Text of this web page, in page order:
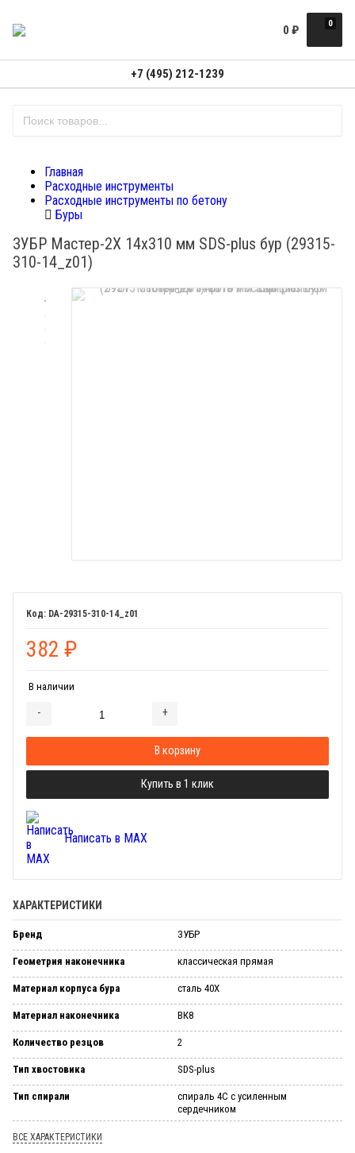
0
0 ₽
+7 (495) 212-1239
Главная
Расходные инструменты
Расходные инструменты по бетону
Буры
ЗУБР Мастер-2Х 14x310 мм SDS-plus бур (29315-
310-14_z01)
DA-29315-310-14_z01
382 ₽
В наличии
- +
В корзину
Купить в 1 клик
Написать в MAX
ХАРАКТЕРИСТИКИ
Бренд ЗУБР
Геометрия наконечника классическая прямая
Материал корпуса бура сталь 40Х
Материал наконечника ВК8
Количество резцов 2
Тип хвостовика SDS-plus
Тип спирали
спираль 4С с усиленным
сердечником
ВСЕ ХАРАКТЕРИСТИКИ